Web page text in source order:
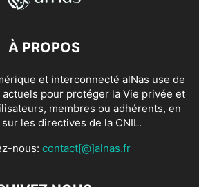
À PROPOS
et interconnecté alNas use de
pour protéger la Vie privée et
membres ou adhérents, en
sur les directives de la CNIL.
nous: contact[@]alnas.fr